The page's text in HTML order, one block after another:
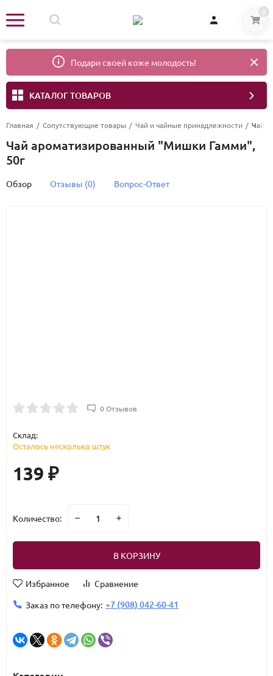
0
Подари своей коже молодость!
КАТАЛОГ ТОВАРОВ
Главная / Сопутствующие товары / Чай и чайные принадлежности / Чай
Чай ароматизированный "Мишки Гамми",
50г
Обзор Отзывы (0) Вопрос-Ответ
0 Отзывов
Склад:
Осталось несколько штук
139 ₽
Количество:
В КОРЗИНУ
Избранное
Сравнение
Заказ по телефону: +7 (908) 042-60-41